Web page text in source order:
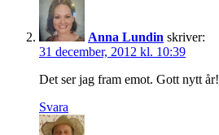
Anna Lundin skriver:
31 december, 2012 kl. 10:39
Det ser jag fram emot. Gott nytt år!
Svara